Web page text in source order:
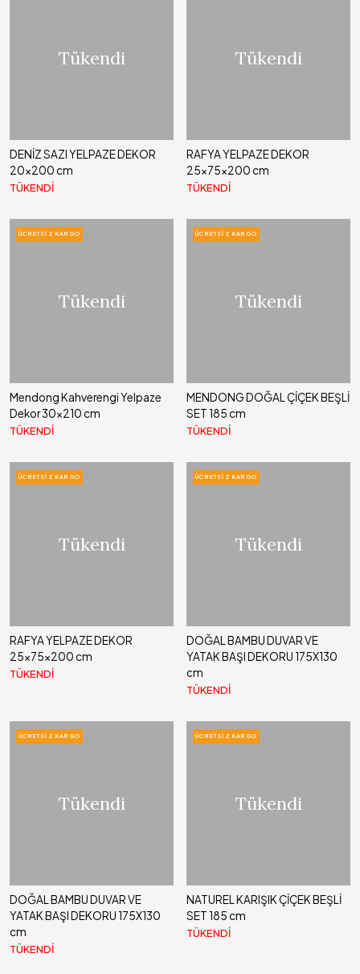
Tükendi
DENİZ SAZI YELPAZE DEKOR
20x200 cm
TÜKENDİ
Tükendi
RAFYA YELPAZE DEKOR
25x75x200 cm
TÜKENDİ
Tükendi
ÜCRETSIZ KARGO
Mendong Kahverengi Yelpaze
Dekor 30x210 cm
TÜKENDİ
Tükendi
ÜCRETSIZ KARGO
MENDONG DOĞAL ÇİÇEK BEŞLİ
SET 185 cm
TÜKENDİ
Tükendi
ÜCRETSIZ KARGO
RAFYA YELPAZE DEKOR
25x75x200 cm
TÜKENDİ
Tükendi
ÜCRETSIZ KARGO
DOĞAL BAMBU DUVAR VE
YATAK BAŞI DEKORU 175X130
cm
TÜKENDİ
Tükendi
ÜCRETSIZ KARGO
DOĞAL BAMBU DUVAR VE
YATAK BAŞI DEKORU 175X130
cm
TÜKENDİ
Tükendi
ÜCRETSIZ KARGO
NATUREL KARIŞIK ÇİÇEK BEŞLİ
SET 185 cm
TÜKENDİ